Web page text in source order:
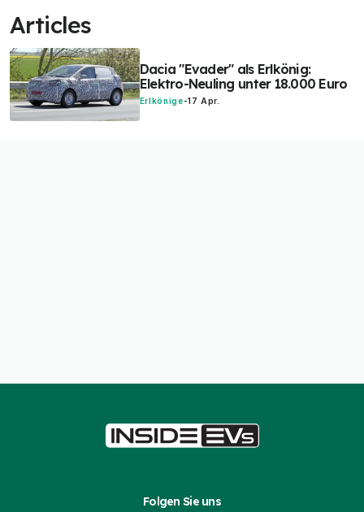
Articles
Dacia "Evader" als Erlkönig:
Elektro-Neuling unter 18.000 Euro
Erlkönige-17 Apr.
Folgen Sie uns